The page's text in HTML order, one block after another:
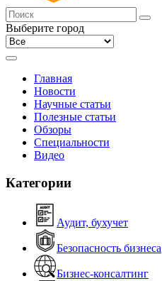
Выберите город
Главная
Новости
Научные статьи
Полезные статьи
Обзоры
Специальности
Видео
Категории
Аудит, бухучет
Безопасность бизнеса
Бизнес-консалтинг